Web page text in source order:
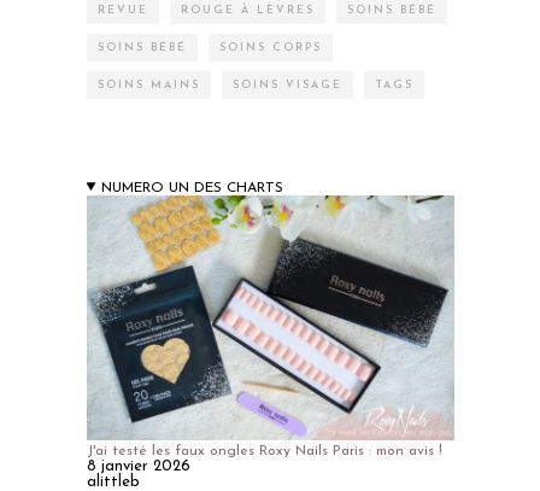
REVUE ROUGE À LÈVRES SOINS BÉBÉ
SOINS BÉBÉ SOINS CORPS
SOINS MAINS SOINS VISAGE TAGS
NUMERO UN DES CHARTS
J'ai testé les faux ongles Roxy Nails Paris : mon avis !
8 janvier 2026
alittleb